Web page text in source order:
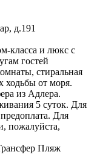
д.191
класса и люкс с
гостей
стиральная
ходьбы от моря.
из Адлера.
5 суток. Для
Для
пожалуйста,
Пляж